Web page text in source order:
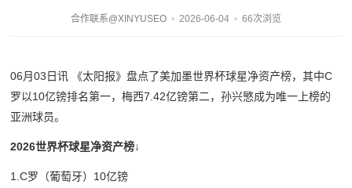
合作联系@XINYUSEO 2026-06-04 66次浏览
06月03日讯 《太阳报》盘点了美加墨世界杯球星净资产榜，其中C
罗以10亿镑排名第一，梅西7.42亿镑第二，孙兴慜成为唯一上榜的
亚洲球员。
2026世界杯球星净资产榜↓
1.C罗（葡萄牙）10亿镑